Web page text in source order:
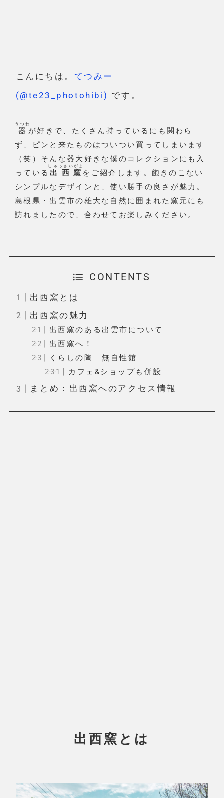
こんにちは。 てつみー
(@te23_photohibi) です。
器
うつわ
が好きで、たくさん持っているにも関わら
ず、ピンと来たものはついつい買ってしまいます
（笑）そんな器大好きな僕のコレクションにも入
っている 出西窯
しゅっさいがま
をご紹介します。飽きのこない
シンプルなデザインと、使い勝手の良さが魅力。
島根県・出雲市の雄大な自然に囲まれた窯元にも
訪れましたので、合わせてお楽しみください。
CONTENTS
出西窯とは
出西窯の魅力
出西窯のある出雲市について
出西窯へ！
くらしの陶 無自性館
カフェ&ショップも併設
まとめ：出西窯へのアクセス情報
出西窯とは